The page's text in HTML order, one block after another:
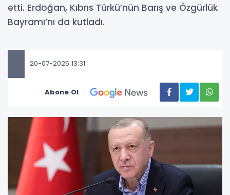
etti. Erdoğan, Kıbrıs Türkü’nün Barış ve Özgürlük
Bayramı’nı da kutladı.
20-07-2025 13:31
Abone Ol